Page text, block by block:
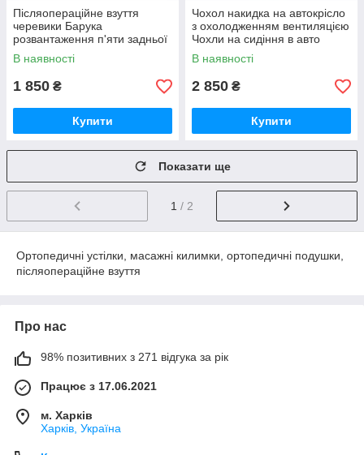
Післяопераційне взуття
черевики Барука
розвантаження п'яти задньої
частини стопи OFA
BAMBERG Dynamics розмір
В наявності
1 850 ₴
Купити
Чохол накидка на автокрісло
з охолодженням вентиляцією
Чохли на сидіння в авто
Авточохли бамбук
В наявності
2 850 ₴
Купити
Показати ще
1 / 2
Ортопедичні устілки, масажні килимки, ортопедичні подушки,
післяопераційне взуття
Про нас
98% позитивних з 271 відгука за рік
Працює з 17.06.2021
м. Харків
Харків, Україна